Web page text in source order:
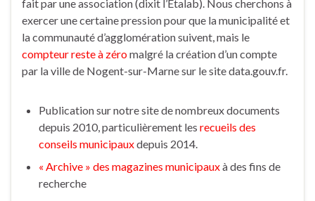
fait par une association (dixit l’Etalab). Nous cherchons à
exercer une certaine pression pour que la municipalité et
la communauté d’agglomération suivent, mais le
compteur reste à zéromalgré la création d’un compte
par la ville de Nogent-sur-Marne sur le site data.gouv.fr.
Publication sur notre site de nombreux documents
depuis 2010, particulièrement les recueils des
conseils municipauxdepuis 2014.
« Archive » des magazines municipauxà des fins de
recherche